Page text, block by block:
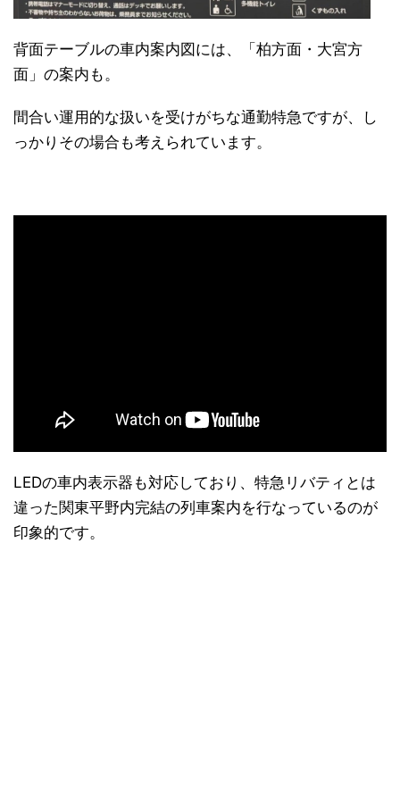
背面テーブルの車内案内図には、「柏方面・大宮方
面」の案内も。
間合い運用的な扱いを受けがちな通勤特急ですが、し
っかりその場合も考えられています。
LEDの車内表示器も対応しており、特急リバティとは
違った関東平野内完結の列車案内を行なっているのが
印象的です。